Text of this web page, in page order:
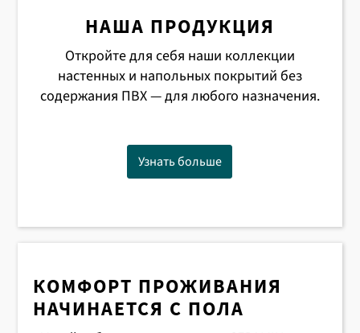
НАША ПРОДУКЦИЯ
Откройте для себя наши коллекции
настенных и напольных покрытий без
содержания ПВХ — для любого назначения.
Узнать больше
КОМФОРТ ПРОЖИВАНИЯ
НАЧИНАЕТСЯ С ПОЛА